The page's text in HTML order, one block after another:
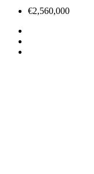
€2,560,000